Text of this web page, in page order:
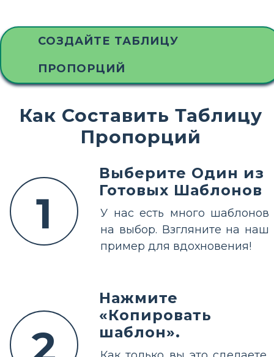
СОЗДАЙТЕ ТАБЛИЦУ
ПРОПОРЦИЙ
Как Составить Таблицу
Пропорций
1
Выберите Один из
Готовых Шаблонов
У нас есть много шаблонов
на выбор. Взгляните на наш
пример для вдохновения!
Нажмите
«Копировать
шаблон».